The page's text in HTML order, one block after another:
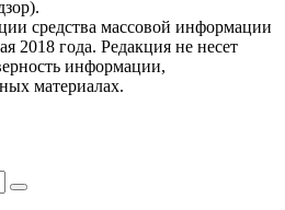
средства массовой информации
года. Редакция не несет
информации,
материалах.